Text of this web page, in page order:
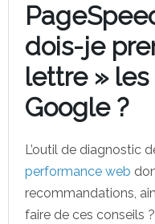
dois-je
lettre »
Google ?
L’outil de diagnostic
performance web
recommandations,
faire de ces conseils